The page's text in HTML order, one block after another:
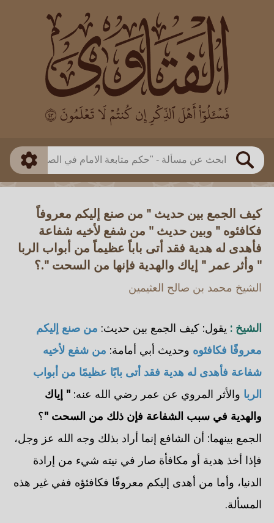
بحث
العالم
بن باز
بن العثيمين
اللجنة الدائمة
طريقة البحث
ذكي
كيف الجمع بين حديث " من صنع إليكم معروفاً
فكافئوه " وبين حديث " من شفع لأخيه شفاعة
فأهدى له هدية فقد أتى باباً عظيماً من أبواب الربا
" وأثر عمر " إياك والهدية فإنها من السحت ".؟
الشيخ محمد بن صالح العثيمين
الشيخ : يقول: كيف الجمع بين حديث: من صنع إليكم
معروفًا فكافئوه وحديث أبي أمامة: من شفع لأخيه
شفاعة فأهدى له هدية فقد أتى بابًا عظيمًا من أبواب
الربا والأثر المروي عن عمر رضي الله عنه: " إياك
والهدية في سبب الشفاعة فإن ذلك من السحت "؟
الجمع بينهما: أن الشافع إنما أراد بذلك وجه الله عز وجل،
فإذا أخذ هدية أو مكافأة صار في نيته شيء من إرادة
الدنيا، وأما من أهدى إليكم معروفًا فكافئؤه ففي غير هذه
المسألة.